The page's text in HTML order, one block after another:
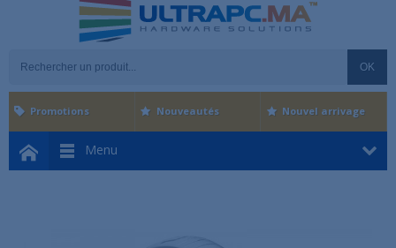
OK
Menu
Promotions Nouveautés Nouvel arrivage